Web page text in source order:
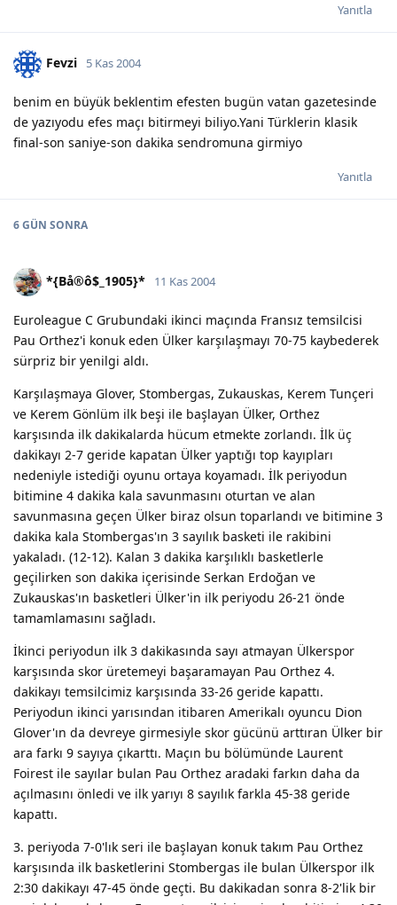
Yanıtla
Fevzi 5 Kas 2004
benim en büyük beklentim efesten bugün vatan gazetesinde
de yazıyodu efes maçı bitirmeyi biliyo.Yani Türklerin klasik
final-son saniye-son dakika sendromuna girmiyo
Yanıtla
6 GÜN SONRA
*{Bå®ô$_1905}* 11 Kas 2004
Euroleague C Grubundaki ikinci maçında Fransız temsilcisi
Pau Orthez'i konuk eden Ülker karşılaşmayı 70-75 kaybederek
sürpriz bir yenilgi aldı.
Karşılaşmaya Glover, Stombergas, Zukauskas, Kerem Tunçeri
ve Kerem Gönlüm ilk beşi ile başlayan Ülker, Orthez
karşısında ilk dakikalarda hücum etmekte zorlandı. İlk üç
dakikayı 2-7 geride kapatan Ülker yaptığı top kayıpları
nedeniyle istediği oyunu ortaya koyamadı. İlk periyodun
bitimine 4 dakika kala savunmasını oturtan ve alan
savunmasına geçen Ülker biraz olsun toparlandı ve bitimine 3
dakika kala Stombergas'ın 3 sayılık basketi ile rakibini
yakaladı. (12-12). Kalan 3 dakika karşılıklı basketlerle
geçilirken son dakika içerisinde Serkan Erdoğan ve
Zukauskas'ın basketleri Ülker'in ilk periyodu 26-21 önde
tamamlamasını sağladı.
İkinci periyodun ilk 3 dakikasında sayı atmayan Ülkerspor
karşısında skor üretemeyi başaramayan Pau Orthez 4.
dakikayı temsilcimiz karşısında 33-26 geride kapattı.
Periyodun ikinci yarısından itibaren Amerikalı oyuncu Dion
Glover'ın da devreye girmesiyle skor gücünü arttıran Ülker bir
ara farkı 9 sayıya çıkarttı. Maçın bu bölümünde Laurent
Foirest ile sayılar bulan Pau Orthez aradaki farkın daha da
açılmasını önledi ve ilk yarıyı 8 sayılık farkla 45-38 geride
kapattı.
3. periyoda 7-0'lık seri ile başlayan konuk takım Pau Orthez
karşısında ilk basketlerini Stombergas ile bulan Ülkerspor ilk
2:30 dakikayı 47-45 önde geçti. Bu dakikadan sonra 8-2'lik bir